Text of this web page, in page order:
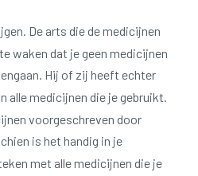
De arts die de medicijnen
waken dat je geen medicijnen
Hij of zij heeft echter
alle medicijnen die je gebruikt.
voorgeschreven door
is het handig in je
met alle medicijnen die je